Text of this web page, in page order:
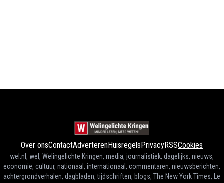
Over onsContactAdverterenHuisregels PrivacyRSSCookies
wel.nl, wel, Welingelichte Kringen, media, journalistiek, dagelijks, nieuws,
economie, cultuur, nationaal, internationaal, commentaren, nieuwsberichten,
achtergrondverhalen, dagbladen, tijdschriften, blogs, The New York Times, Le